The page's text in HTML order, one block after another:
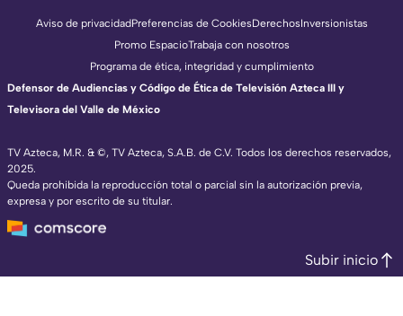
TV Azteca, M.R. & ©, TV Azteca, S.A.B. de C.V. Todos los derechos reservados,
2025.
Queda prohibida la reproducción total o parcial sin la autorización previa,
expresa y por escrito de su titular.
Aviso de privacidadPreferencias de CookiesDerechosInversionistas
Promo EspacioTrabaja con nosotros
Programa de ética, integridad y cumplimiento
Defensor de Audiencias y Código de Ética de Televisión Azteca III y
Televisora del Valle de México
Subir inicio